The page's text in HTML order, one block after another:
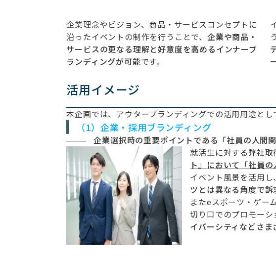
企業理念やビジョン、商品・サービスコンセプトに
沿ったイベントの制作を行うことで、企業や商品・
サービスの更なる理解と好意度を高めるインナーブ
ランディングが可能です。
活用イメージ
本企画では、アウターブランディングでの活用用途とし
（1）企業・採用ブランディング
企業選択時の重要ポイントである「社員の人間
就活生に対する弊社取
ト』において「社員
イベント風景を活用
ツとは異なる角度で
またeスポーツ・ゲー
切り口でのプロモーシ
イバーシティなどさ